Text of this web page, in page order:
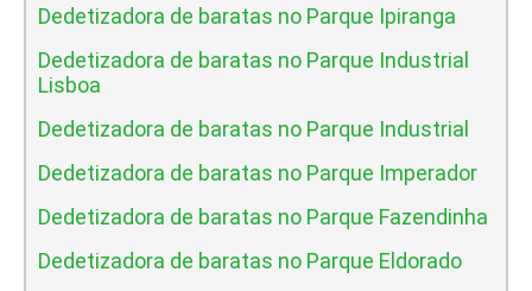
Dedetizadora de baratas no Parque Ipiranga
Dedetizadora de baratas no Parque Industrial
Lisboa
Dedetizadora de baratas no Parque Industrial
Dedetizadora de baratas no Parque Imperador
Dedetizadora de baratas no Parque Fazendinha
Dedetizadora de baratas no Parque Eldorado